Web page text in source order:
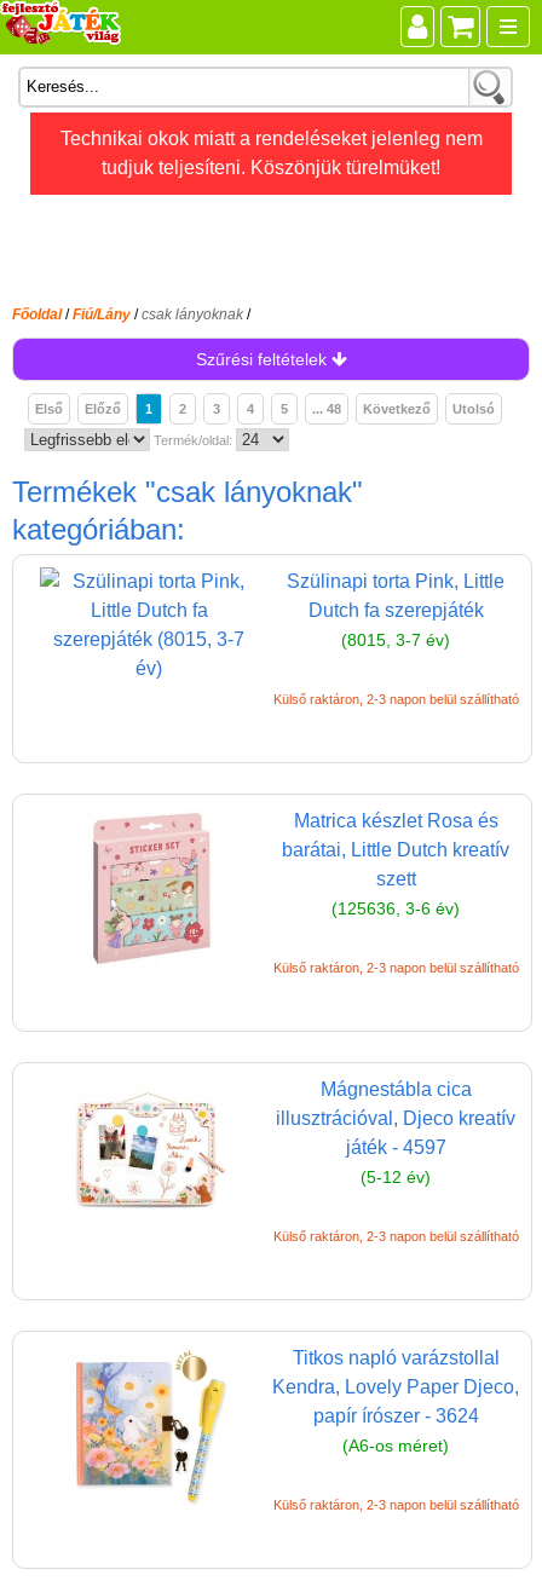
Technikai okok miatt a rendeléseket jelenleg nem
tudjuk teljesíteni. Köszönjük türelmüket!
Főoldal/Fiú/Lány /csak lányoknak /
Szűrési feltételek
Első Előző 1 2 3 4 5 ... 48 Következő Utolsó
Termék/oldal:
Termékek "csak lányoknak"
kategóriában:
Szülinapi torta Pink, Little
Dutch fa szerepjáték
(8015, 3-7 év)
Külső raktáron, 2-3 napon belül szállítható
Matrica készlet Rosa és
barátai, Little Dutch kreatív
szett
(125636, 3-6 év)
Külső raktáron, 2-3 napon belül szállítható
Mágnestábla cica
illusztrációval, Djeco kreatív
játék - 4597
(5-12 év)
Külső raktáron, 2-3 napon belül szállítható
Titkos napló varázstollal
Kendra, Lovely Paper Djeco,
papír írószer - 3624
(A6-os méret)
Külső raktáron, 2-3 napon belül szállítható
Összes játék
Játékok életkor szerint
Bébijátékok
Diafilm
Építőjáték
Fajátékok
Futóbiciklik, rollerek
Gyerekszoba
Kerti játékok
Könyv
Licenszes TOP
gyerekajándékok
Logikai játékok
Magyar játékok
Montessori játékok
Mozgásfejlesztő játékok
Pasztell játékok
Pixelhobby
Puzzle
Strandjátékok